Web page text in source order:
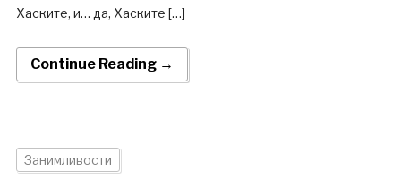
Хаските, и… да, Хаските […]
Continue Reading →
Занимливости